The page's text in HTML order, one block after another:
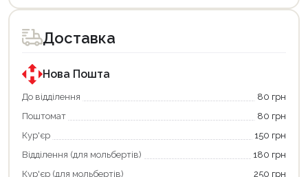
товар
для
покупки
державною
програмою
єКнига.
Використовуйте
карту
щоб
зекономити
та
отримати
товар
для
покупки
державною
програмою
«Національний
кешбек».
покупку
«Національний
кешбек»
та
отримуйте
Доставка
Нова Пошта
До відділення
80 грн
Поштомат
80 грн
Кур'єр
150 грн
Відділення (для мольбертів)
180 грн
Кур'єр (для мольбертів)
250 грн